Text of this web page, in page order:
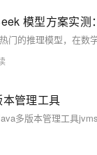
管理工具